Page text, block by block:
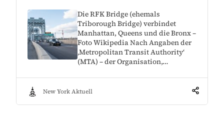
Die RFK Bridge (ehemals
Triborough Bridge) verbindet
Manhattan, Queens und die Bronx –
Foto Wikipedia Nach Angaben der
‚Metropolitan Transit Authority‘
(MTA) – der Organisation,…
New York Aktuell